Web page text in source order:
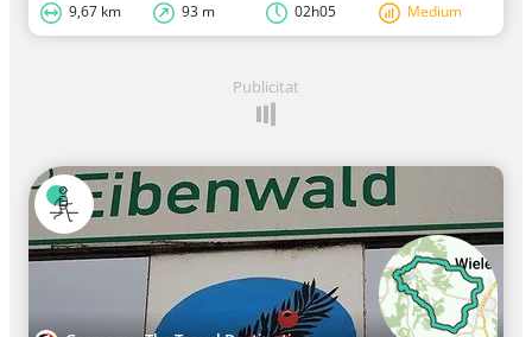
9,67 km 93 m 02h05 Medium
Publicitat